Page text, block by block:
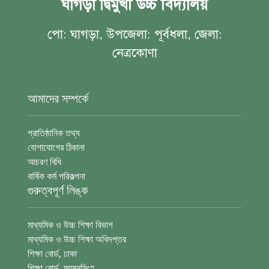
ঘাগড়া দ্বিমুখী উচ্চ বিদ্যালয়
পো: ঘাগড়া, উপজেলা: পূর্বধলা, জেলা:
নেত্রকোণা
আমাদের সম্পর্কে
প্রাতিষ্ঠানিক তথ্য
যোগাযোগের ঠিকানা
আচরণ বিধি
বার্ষিক কর্ম পরিকল্পনা
গুরুত্বপূর্ণ লিঙ্ক
মাধ্যমিক ও উচ্চ শিক্ষা বিভাগ
মাধ্যমিক ও উচ্চ শিক্ষা অধিদপ্তর
শিক্ষা বোর্ড, ঢাকা